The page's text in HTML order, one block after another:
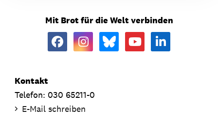
Mit Brot für die Welt verbinden
Kontakt
Telefon: 030 65211-0
E-Mail schreiben